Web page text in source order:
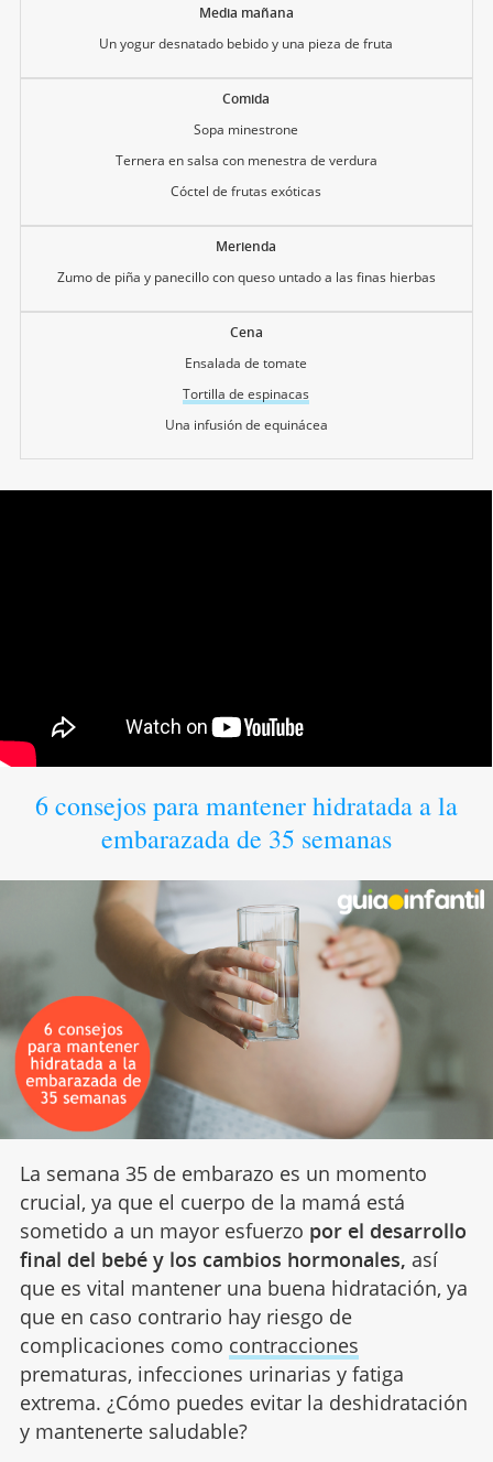
Media mañana
Un yogur desnatado bebido y una pieza de fruta
Comida
Sopa minestrone
Ternera en salsa con menestra de verdura
Cóctel de frutas exóticas
Merienda
Zumo de piña y panecillo con queso untado a las finas hierbas
Cena
Ensalada de tomate
Tortilla de espinacas
Una infusión de equinácea
6 consejos para mantener hidratada a la
embarazada de 35 semanas
La semana 35 de embarazo es un momento
crucial, ya que el cuerpo de la mamá está
sometido a un mayor esfuerzo por el desarrollo
final del bebé y los cambios hormonales, así
que es vital mantener una buena hidratación, ya
que en caso contrario hay riesgo de
complicaciones como contracciones
prematuras, infecciones urinarias y fatiga
extrema. ¿Cómo puedes evitar la deshidratación
y mantenerte saludable?